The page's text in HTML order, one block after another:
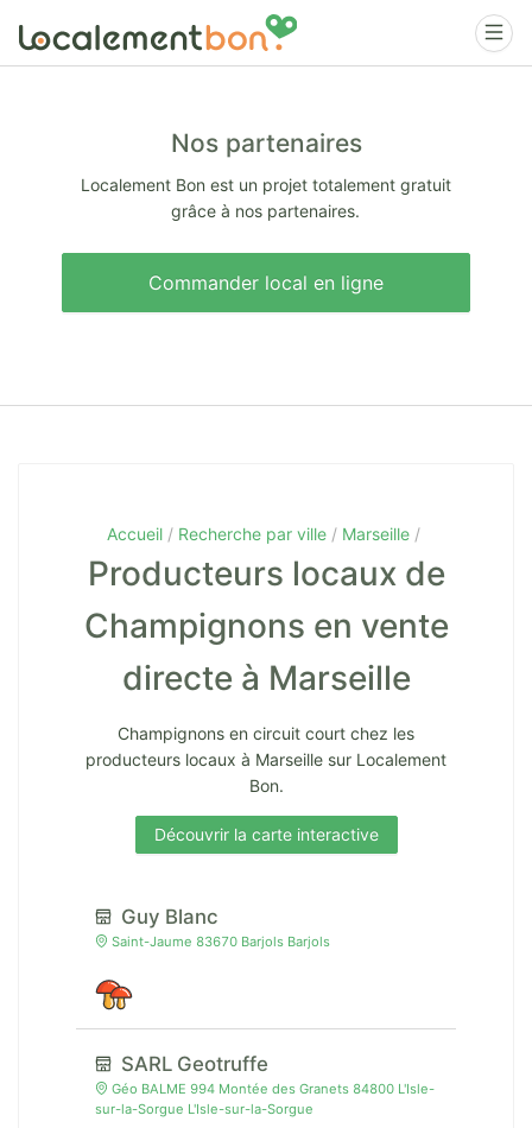
Nos partenaires
Localement Bon est un projet totalement gratuit
grâce à nos partenaires.
Commander local en ligne
Accueil Recherche par ville Marseille
Producteurs locaux de
Champignons en vente
directe à Marseille
Champignons en circuit court chez les
producteurs locaux à Marseille sur Localement
Bon.
Découvrir la carte interactive
Guy Blanc
Saint-Jaume 83670 Barjols Barjols
SARL Geotruffe
Géo BALME 994 Montée des Granets 84800 L'Isle-
sur-la-Sorgue L'Isle-sur-la-Sorgue